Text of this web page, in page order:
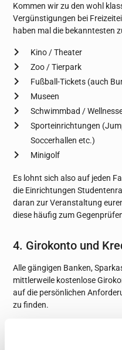
Kommen wir zu den wohl
Vergünstigungen bei
haben mal die bekanntesten
Kino / Theater
Zoo / Tierpark
Fußball-Tickets (auch
Museen
Schwimmbad /
Sporteinrichtungen
Soccerhallen etc.)
Minigolf
Es lohnt sich also auf jeden
die Einrichtungen
daran zur Veranstaltung
diese häufig zum
4. Girokonto und
Alle gängigen Banken,
mittlerweile kostenlose
auf die persönlichen
zu finden.
Die comdirect Bank bietet
einer kostenlosen